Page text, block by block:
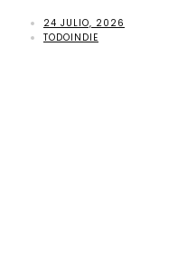
24 JULIO, 2026
TODOINDIE